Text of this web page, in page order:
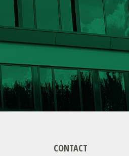
CONTACT